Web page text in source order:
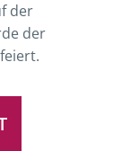
der
der